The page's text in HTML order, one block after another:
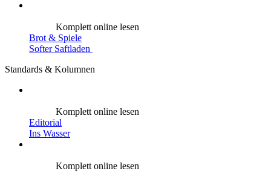
Komplett online lesen
Brot & Spiele
Softer Saftladen
Standards & Kolumnen
Komplett online lesen
Editorial
Ins Wasser
Komplett online lesen